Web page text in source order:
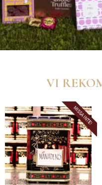
VI
MISSA INTE!